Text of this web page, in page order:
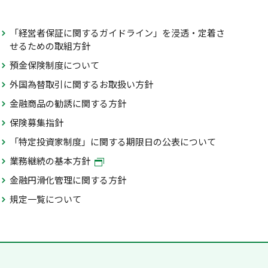
「経営者保証に関するガイドライン」を浸透・定着さ
せるための取組方針
預金保険制度について
外国為替取引に関するお取扱い方針
金融商品の勧誘に関する方針
保険募集指針
「特定投資家制度」に関する期限日の公表について
業務継続の基本方針
金融円滑化管理に関する方針
規定一覧について